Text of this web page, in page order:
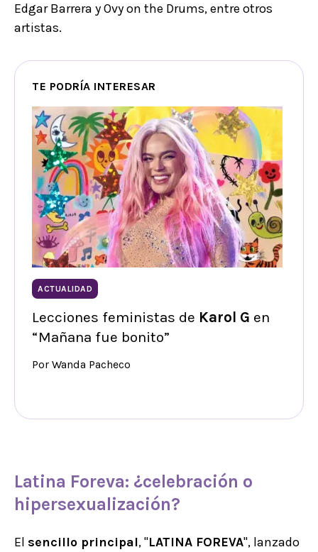
Edgar Barrera y Ovy on the Drums, entre otros
artistas.
TE PODRÍA INTERESAR
ACTUALIDAD
Lecciones feministas de Karol G en
“Mañana fue bonito”
Por Wanda Pacheco
Latina Foreva: ¿celebración o
hipersexualización?
El sencillo principal, "LATINA FOREVA", lanzado